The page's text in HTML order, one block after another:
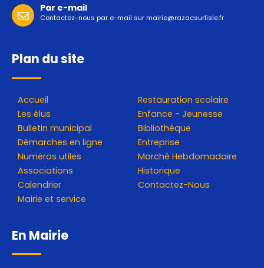
Par e-mail
Contactez-nous par e-mail surmairie@razacsurlisle.fr
Plan du site
Accueil
Les élus
Bulletin municipal
Démarches en ligne
Numéros utiles
Associations
Calendrier
Mairie et service
Restauration scolaire
Enfance - Jeunesse
Bibliothéque
Entreprise
Marché Hebdomadaire
Historique
Contactez-Nous
En Mairie